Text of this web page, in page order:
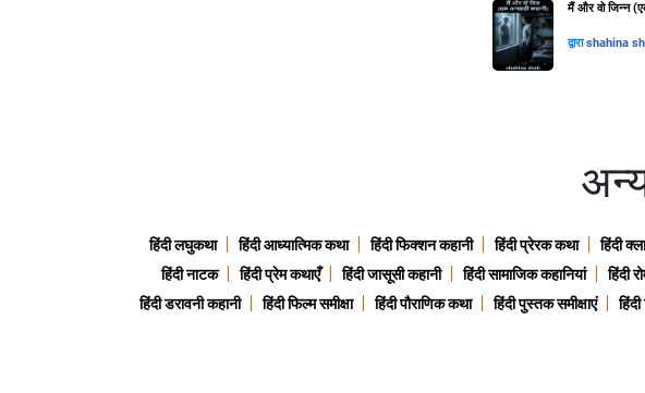
मैं और वो जिन्न
द्वाराshahina
हिंदी लघुकथा हिंदी आध्यात्मिक कथा हिंदी फिक्शन कहानी हिंदी प्रेरक कथा हिंदी
हिंदी नाटक
हिंदी प्रेम कथाएँ हिंदी जासूसी कहानी हिंदी सामाजिक कहानियां हिंदी
हिंदी डरावनी कहानी
हिंदी फिल्म समीक्षा हिंदी पौराणिक कथा हिंदी पुस्तक समीक्षाएं